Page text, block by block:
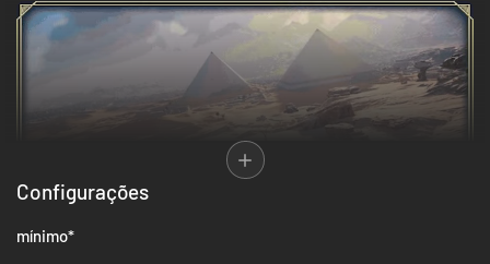
Configurações
mínimo*